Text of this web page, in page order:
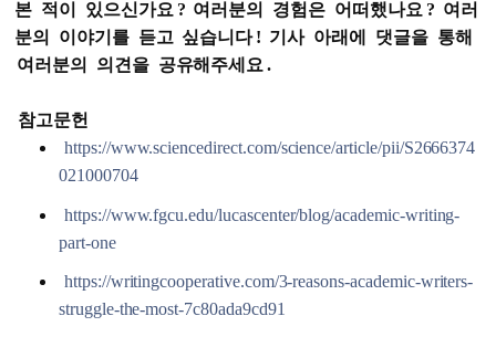
본 적이 있으신가요 ? 여러분의 경험은 어떠했나요 ? 여러
분의
이야기를 듣고 싶습니다 ! 기사 아래에 댓글을 통해
여러분의
의견을 공유해주세요 .
참고문헌
https://www.sciencedirect.com/science/article/pii/S2666374
021000704
https://www.fgcu.edu/lucascenter/blog/academic-writing-
part-one
https://writingcooperative.com/3-reasons-academic-writers-
struggle-the-most-7c80ada9cd91